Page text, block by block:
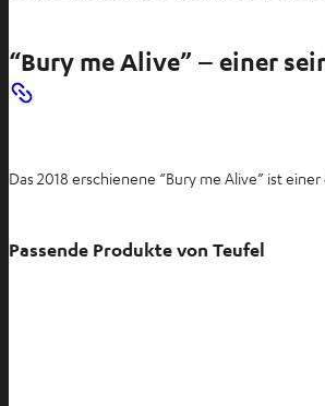
“Bury me Alive” – einer
Das 2018 erschienene “Bury me Alive” ist
Passende Produkte von Teufel